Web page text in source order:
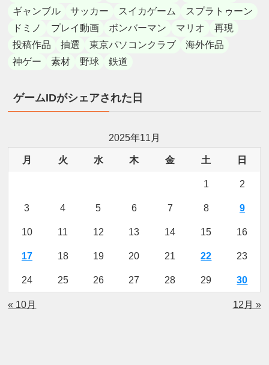
ギャンブル
サッカー スイカゲーム
スプラトゥーン
ドミノ
プレイ動画 ボンバーマン マリオ
再現
投稿作品
抽選 東京パソコンクラブ
海外作品
神ゲー
素材 野球 鉄道
ゲームIDがシェアされた日
2025年11月
月 火 水 木 金 土 日
1 2
3 4 5 6 7 8 9
10 11 12 13 14 15 16
17 18 19 20 21 22 23
24 25 26 27 28 29 30
« 10月 12月 »